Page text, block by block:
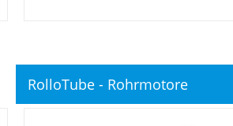
RolloTube - Rohrmotore